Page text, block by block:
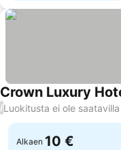
Crown Luxury
/Luokitusta ei ole saatavilla
Alkaen 10 €